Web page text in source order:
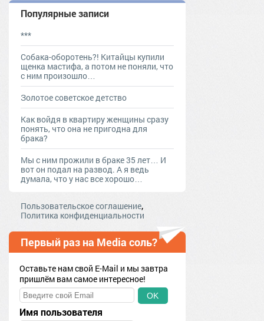
Популярные записи
***
Собака-оборотень?! Китайцы купили
щенка мастифа, а потом не поняли, что
с ним произошло…
Золотое советское детство
Как войдя в квартиру женщины сразу
понять, что она не пригодна для
брака?
Мы с ним прожили в браке 35 лет… И
вот он подал на развод. А я ведь
думала, что у нас все хорошо…
Пользовательское соглашение,
Политика конфиденциальности
Первый раз на Media соль?
Оставьте нам свой E-Mail и мы завтра
пришлём вам самое интересное!
OK
Имя пользователя